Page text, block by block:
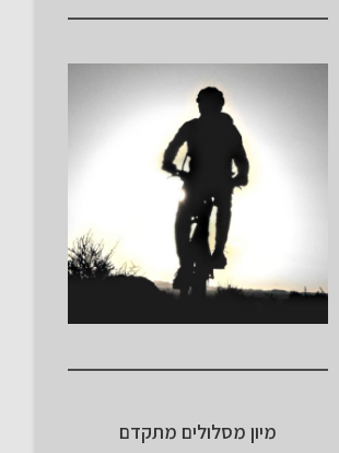
מיון מסלולים מתקדם